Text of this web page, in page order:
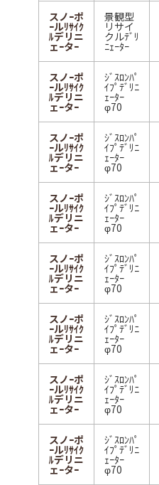
スノｰポ
ｰルﾘｻｲｸ
ﾙデリニ
ェｰタｰ
景観型
リサイ
クルﾃﾞﾘ
ﾆｪｰﾀｰ
スノｰポ
ｰルﾘｻｲｸ
ﾙデリニ
ェｰタｰ
ｼﾞｽﾛﾝﾊﾟ
ｲﾌﾟﾃﾞﾘﾆ
ｪｰﾀｰ
φ70
スノｰポ
ｰルﾘｻｲｸ
ﾙデリニ
ェｰタｰ
ｼﾞｽﾛﾝﾊﾟ
ｲﾌﾟﾃﾞﾘﾆ
ｪｰﾀｰ
φ70
スノｰポ
ｰルﾘｻｲｸ
ﾙデリニ
ェｰタｰ
ｼﾞｽﾛﾝﾊﾟ
ｲﾌﾟﾃﾞﾘﾆ
ｪｰﾀｰ
φ70
スノｰポ
ｰルﾘｻｲｸ
ﾙデリニ
ェｰタｰ
ｼﾞｽﾛﾝﾊﾟ
ｲﾌﾟﾃﾞﾘﾆ
ｪｰﾀｰ
φ70
スノｰポ
ｰルﾘｻｲｸ
ﾙデリニ
ェｰタｰ
ｼﾞｽﾛﾝﾊﾟ
ｲﾌﾟﾃﾞﾘﾆ
ｪｰﾀｰ
φ70
スノｰポ
ｰルﾘｻｲｸ
ﾙデリニ
ェｰタｰ
ｼﾞｽﾛﾝﾊﾟ
ｲﾌﾟﾃﾞﾘﾆ
ｪｰﾀｰ
φ70
スノｰポ
ｰルﾘｻｲｸ
ﾙデリニ
ェｰタｰ
ｼﾞｽﾛﾝﾊﾟ
ｲﾌﾟﾃﾞﾘﾆ
ｪｰﾀｰ
φ70